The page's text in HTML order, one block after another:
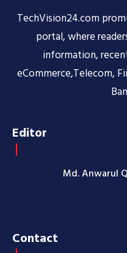
TechVision24.com
portal, where
information,
eCommerce,Telecom,
Editor
Md. Anwarul
Contact